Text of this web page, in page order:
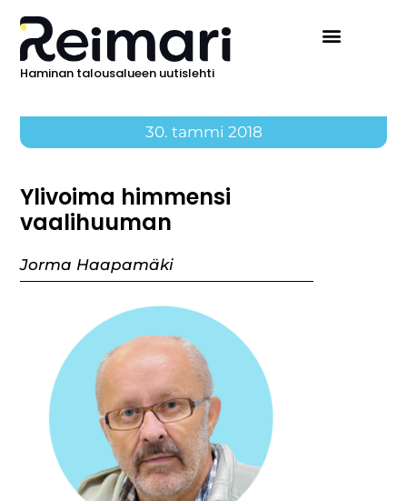
Haminan talousalueen uutislehti
30. tammi 2018
Ylivoima himmensi
vaalihuuman
Jorma Haapamäki